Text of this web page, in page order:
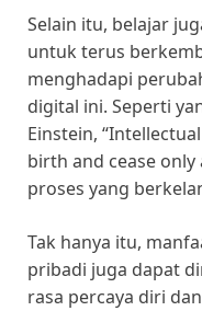
Selain itu, belajar
untuk terus
menghadapi
digital ini. Seperti
Einstein,
birth and cease only
proses yang
Tak hanya itu,
pribadi juga dapat
rasa percaya diri